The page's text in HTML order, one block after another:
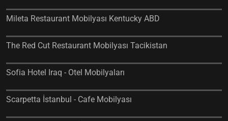
Mileta Restaurant Mobilyası Kentucky ABD
The Red Cut Restaurant Mobilyası Tacikistan
Sofia Hotel Iraq - Otel Mobilyaları
Scarpetta İstanbul - Cafe Mobilyası